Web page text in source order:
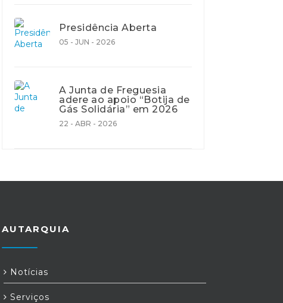
Presidência Aberta
05 - JUN - 2026
A Junta de Freguesia
adere ao apoio “Botija de
Gás Solidária” em 2026
22 - ABR - 2026
AUTARQUIA
Notícias
Serviços